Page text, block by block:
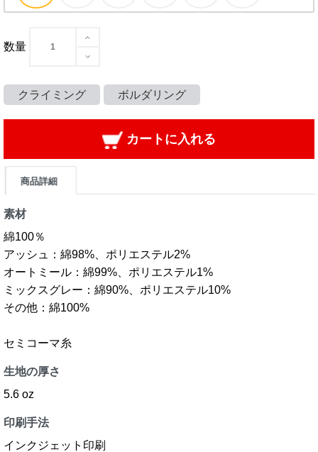
数量
クライミング ボルダリング
カートに入れる
商品詳細
素材
綿100％
アッシュ：綿98%、ポリエステル2%
オートミール：綿99%、ポリエステル1%
ミックスグレー：綿90%、ポリエステル10%
その他：綿100%
セミコーマ糸
生地の厚さ
5.6 oz
印刷手法
インクジェット印刷